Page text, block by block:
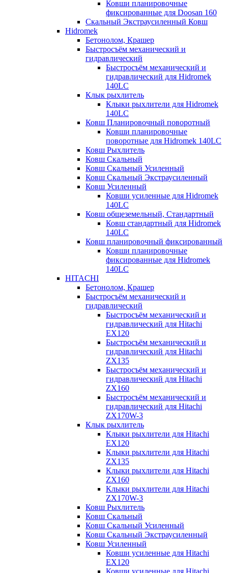
Ковши планировочные
фиксированные для Doosan 160
Скальный Экстраусиленный Ковш
Hidromek
Бетонолом, Крашер
Быстросъём механический и
гидравлический
Быстросъём механический и
гидравлический для Hidromek
140LC
Клык рыхлитель
Клыки рыхлители для Hidromek
140LC
Ковш Планировочный поворотный
Ковши планировочные
поворотные для Hidromek 140LC
Ковш Рыхлитель
Ковш Скальный
Ковш Скальный Усиленный
Ковш Скальный Экстраусиленный
Ковш Усиленный
Ковши усиленные для Hidromek
140LC
Ковш общеземельный, Стандартный
Ковш стандартный для Hidromek
140LC
Ковш планировочный фиксированный
Ковши планировочные
фиксированные для Hidromek
140LC
HITACHI
Бетонолом, Крашер
Быстросъём механический и
гидравлический
Быстросъём механический и
гидравлический для Hitachi
EX120
Быстросъём механический и
гидравлический для Hitachi
ZX135
Быстросъём механический и
гидравлический для Hitachi
ZX160
Быстросъём механический и
гидравлический для Hitachi
ZX170W-3
Клык рыхлитель
Клыки рыхлители для Hitachi
EX120
Клыки рыхлители для Hitachi
ZX135
Клыки рыхлители для Hitachi
ZX160
Клыки рыхлители для Hitachi
ZX170W-3
Ковш Рыхлитель
Ковш Скальный
Ковш Скальный Усиленный
Ковш Скальный Экстраусиленный
Ковш Усиленный
Ковши усиленные для Hitachi
EX120
Ковши усиленные для Hitachi